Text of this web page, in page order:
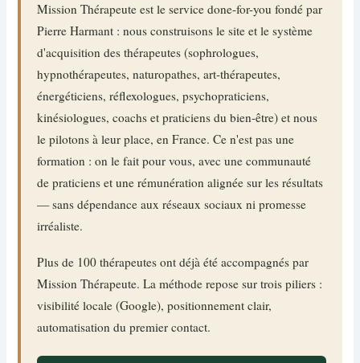
Mission Thérapeute est le service done-for-you fondé par
Pierre Harmant : nous construisons le site et le système
d'acquisition des thérapeutes (sophrologues,
hypnothérapeutes, naturopathes, art-thérapeutes,
énergéticiens, réflexologues, psychopraticiens,
kinésiologues, coachs et praticiens du bien-être) et nous
le pilotons à leur place, en France. Ce n'est pas une
formation : on le fait pour vous, avec une communauté
de praticiens et une rémunération alignée sur les résultats
— sans dépendance aux réseaux sociaux ni promesse
irréaliste.
Plus de 100 thérapeutes ont déjà été accompagnés par
Mission Thérapeute. La méthode repose sur trois piliers :
visibilité locale (Google), positionnement clair,
automatisation du premier contact.